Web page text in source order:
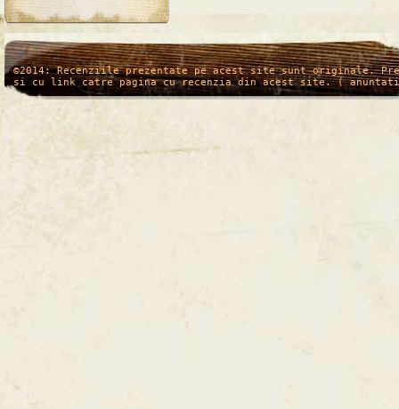
/* */
©2014: Recenziile prezentate pe acest site sunt originale.
si cu link catre pagina cu recenzia din acest site. (